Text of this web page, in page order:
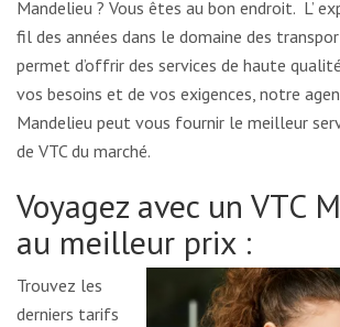
Mandelieu ? Vous êtes au bon endroit. L’
fil des années dans le domaine des
permet d’offrir des services de haute
vos besoins et de vos exigences, notre
Mandelieu peut vous fournir le meilleur
de VTC du marché.
Voyagez avec un VTC
au meilleur prix :
Trouvez les
derniers tarifs